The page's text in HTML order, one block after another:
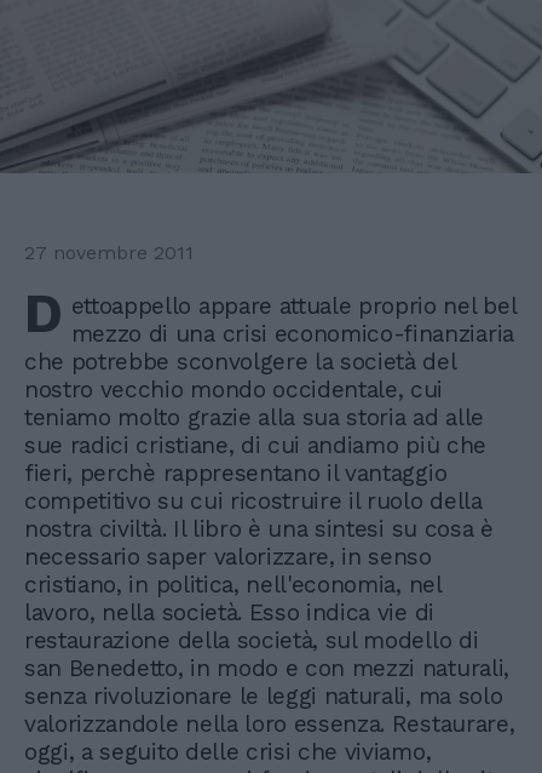
27 novembre 2011
D ettoappello appare attuale proprio nel bel
mezzo di una crisi economico-finanziaria
che potrebbe sconvolgere la società del
nostro vecchio mondo occidentale, cui
teniamo molto grazie alla sua storia ad alle
sue radici cristiane, di cui andiamo più che
fieri, perchè rappresentano il vantaggio
competitivo su cui ricostruire il ruolo della
nostra civiltà. Il libro è una sintesi su cosa è
necessario saper valorizzare, in senso
cristiano, in politica, nell'economia, nel
lavoro, nella società. Esso indica vie di
restaurazione della società, sul modello di
san Benedetto, in modo e con mezzi naturali,
senza rivoluzionare le leggi naturali, ma solo
valorizzandole nella loro essenza. Restaurare,
oggi, a seguito delle crisi che viviamo,